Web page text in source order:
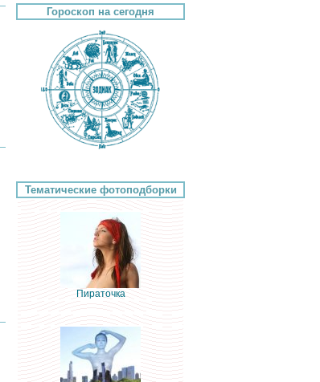
Гороскоп на сегодня
Тематические фотоподборки
Пираточка